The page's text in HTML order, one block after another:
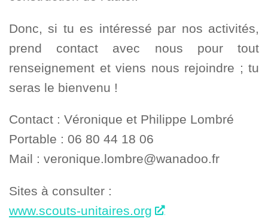
Donc, si tu es intéressé par nos activités,
prend contact avec nous pour tout
renseignement et viens nous rejoindre ; tu
seras le bienvenu !
Contact : Véronique et Philippe Lombré
Portable : 06 80 44 18 06
Mail : veronique.lombre@wanadoo.fr
Sites à consulter :
www.scouts-unitaires.org